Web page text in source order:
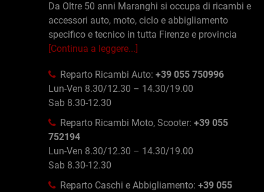
Da Oltre 50 anni Maranghi si occupa di ricambi e
accessori auto, moto, ciclo e abbigliamento
specifico e tecnico in tutta Firenze e provincia
[Continua a leggere...]
Reparto Ricambi Auto: +39 055 750996
Lun-Ven 8.30/12.30 – 14.30/19.00
Sab 8.30-12.30
Reparto Ricambi Moto, Scooter: +39 055
752194
Lun-Ven 8.30/12.30 – 14.30/19.00
Sab 8.30-12.30
Reparto Caschi e Abbigliamento: +39 055